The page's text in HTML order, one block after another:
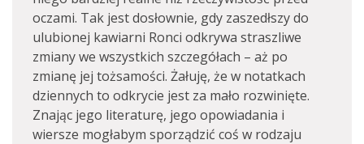
oczami. Tak jest dosłownie, gdy zaszedłszy do
ulubionej kawiarni Ronci odkrywa straszliwe
zmiany we wszystkich szczegółach – aż po
zmianę jej tożsamości. Żałuję, że w notatkach
dziennych to odkrycie jest za mało rozwinięte.
Znając jego literaturę, jego opowiadania i
wiersze mogłabym sporządzić coś w rodzaju